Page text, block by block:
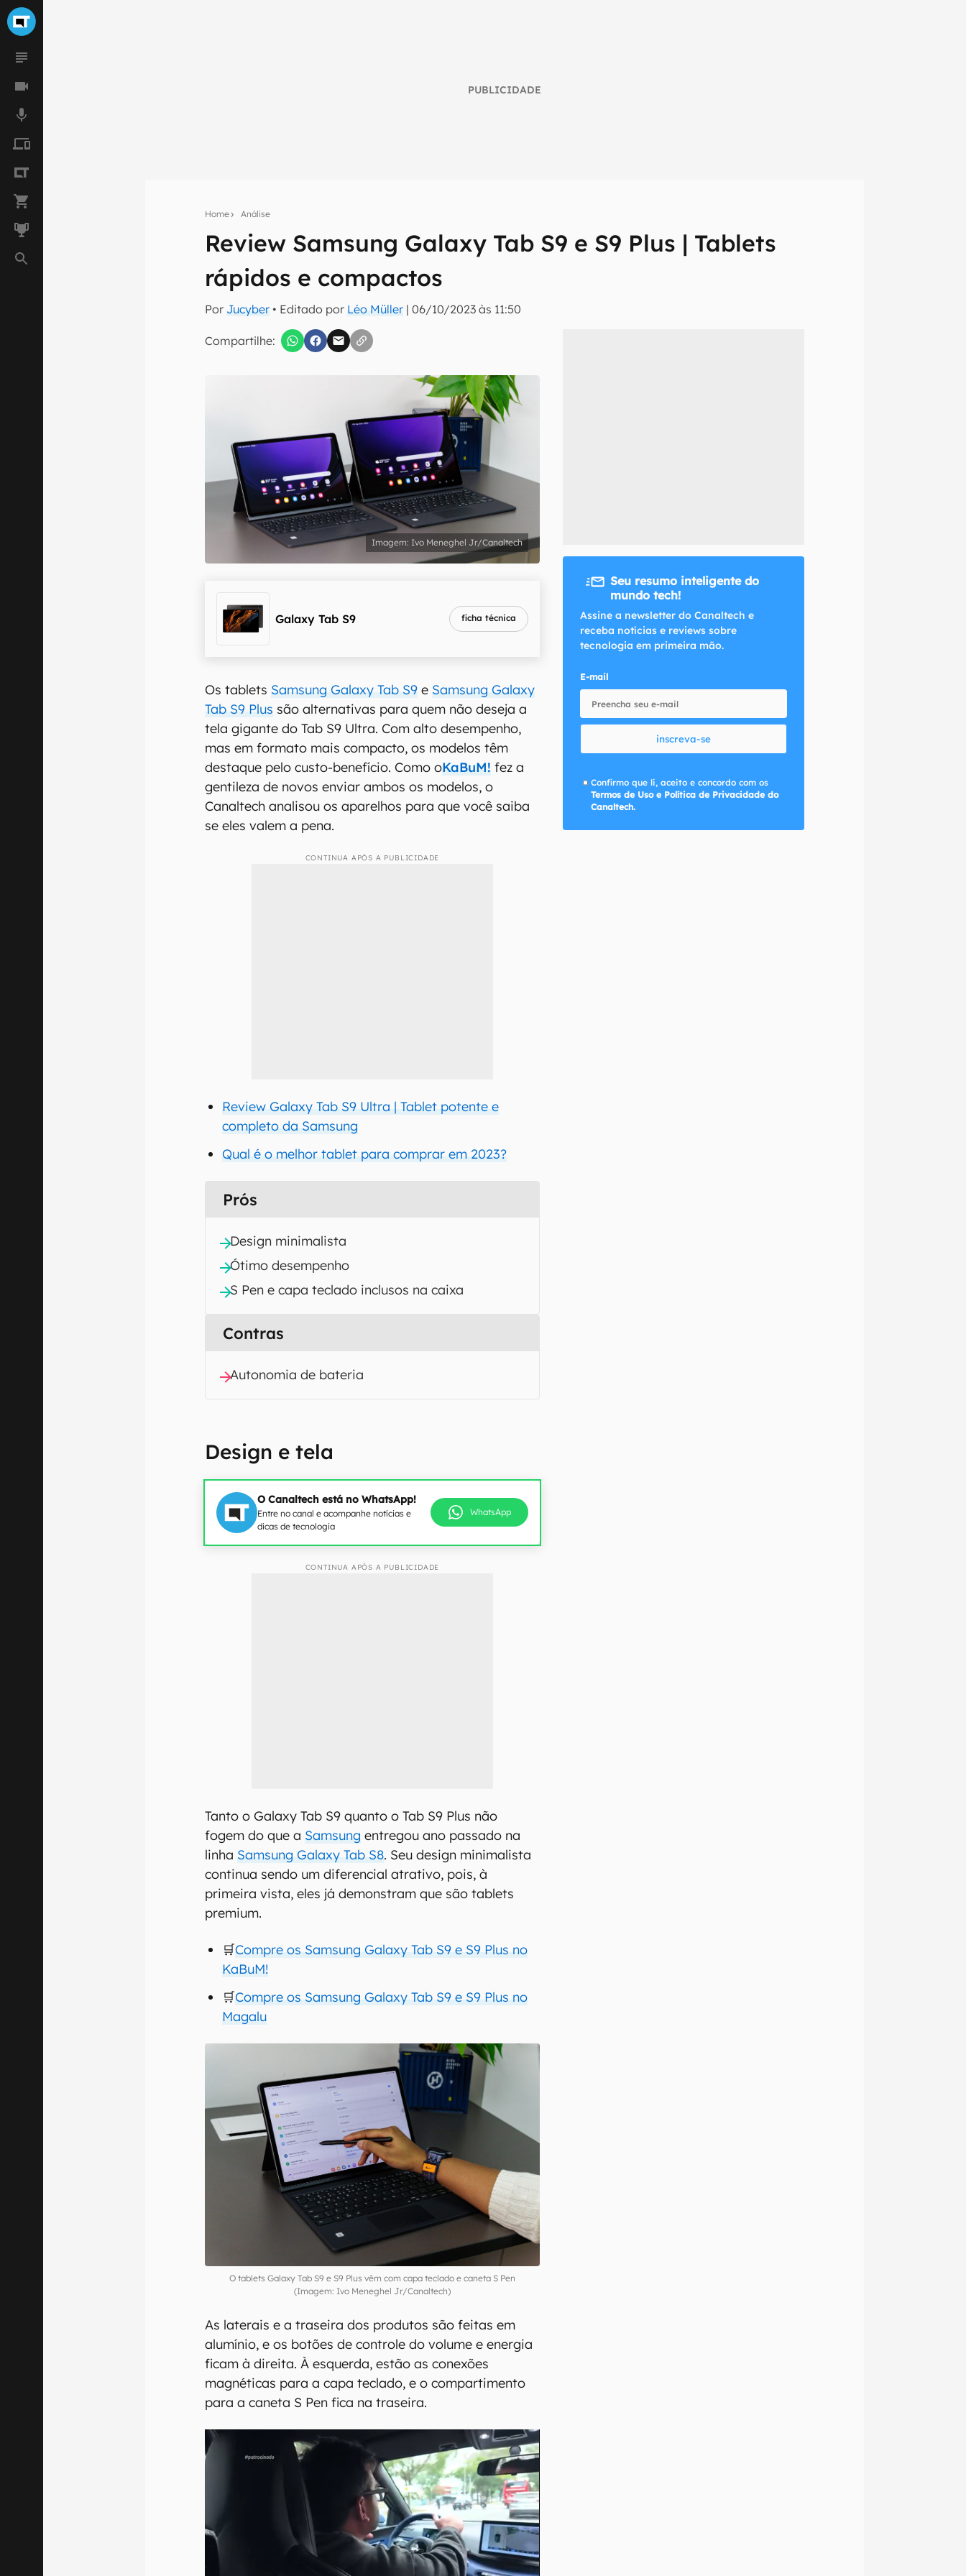
PUBLICIDADE
Home Análise
Review Samsung Galaxy Tab S9 e S9 Plus | Tablets
rápidos e compactos
Por Jucyber • Editado por Léo Müller |06/10/2023 às 11:50
Compartilhe:
Seu resumo inteligente do mundo tech!
Assine a newsletter do Canaltech e receba notícias e reviews sobre tecnologia em primeira
inscreva-se
Confirmo que li, aceito e concordo com os Termos de Uso e Política de Privacidade do Canaltech.
Ivo Meneghel Jr/Canaltech
Galaxy Tab S9 ficha técnica
Os tablets Samsung Galaxy Tab S9 e Samsung Galaxy
Tab S9 Plus são alternativas para quem não deseja a
tela gigante do Tab S9 Ultra. Com alto desempenho,
mas em formato mais compacto, os modelos têm
destaque pelo custo-benefício. Como oKaBuM! fez a
gentileza de novos enviar ambos os modelos, o
Canaltech analisou os aparelhos para que você saiba
se eles valem a pena.
CONTINUA APÓS A PUBLICIDADE
Review Galaxy Tab S9 Ultra | Tablet potente e
completo da Samsung
Qual é o melhor tablet para comprar em 2023?
Prós
Design minimalista
Ótimo desempenho
S Pen e capa teclado inclusos na caixa
Contras
Autonomia de bateria
Design e tela
O Canaltech está no WhatsApp!
Entre no canal e acompanhe notícias e
dicas de tecnologia
WhatsApp
CONTINUA APÓS A PUBLICIDADE
Tanto o Galaxy Tab S9 quanto o Tab S9 Plus não
fogem do que a Samsung entregou ano passado na
linha Samsung Galaxy Tab S8. Seu design minimalista
continua sendo um diferencial atrativo, pois, à
primeira vista, eles já demonstram que são tablets
premium.
🛒Compre os Samsung Galaxy Tab S9 e S9 Plus no
KaBuM!
🛒Compre os Samsung Galaxy Tab S9 e S9 Plus no
Magalu
O tablets Galaxy Tab S9 e S9 Plus vêm com capa teclado e caneta S Pen
(Imagem: Ivo Meneghel Jr/Canaltech)
As laterais e a traseira dos produtos são feitas em
alumínio, e os botões de controle do volume e energia
ficam à direita. À esquerda, estão as conexões
magnéticas para a capa teclado, e o compartimento
para a caneta S Pen fica na traseira.
Seu resumo inteligente do
mundo tech!
Assine a newsletter do Canaltech e
receba notícias e reviews sobre
tecnologia em primeira mão.
E-mail
inscreva-se
Confirmo que li, aceito e concordo com os
Termos de Uso e Política de Privacidade do
Canaltech.